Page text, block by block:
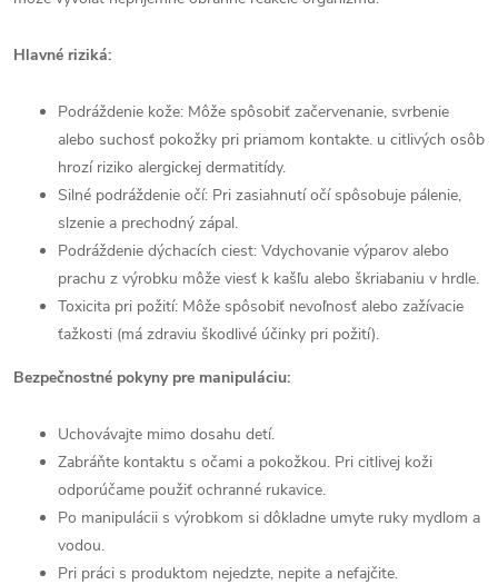
Hlavné riziká:
Podráždenie kože: Môže spôsobiť začervenanie, svrbenie
alebo suchosť pokožky pri priamom kontakte. u citlivých osôb
hrozí riziko alergickej dermatitídy.
Silné podráždenie očí: Pri zasiahnutí očí spôsobuje pálenie,
slzenie a prechodný zápal.
Podráždenie dýchacích ciest: Vdychovanie výparov alebo
prachu z výrobku môže viesť k kašľu alebo škriabaniu v hrdle.
Toxicita pri požití: Môže spôsobiť nevoľnosť alebo zažívacie
ťažkosti (má zdraviu škodlivé účinky pri požití).
Bezpečnostné pokyny pre manipuláciu:
Uchovávajte mimo dosahu detí.
Zabráňte kontaktu s očami a pokožkou. Pri citlivej koži
odporúčame použiť ochranné rukavice.
Po manipulácii s výrobkom si dôkladne umyte ruky mydlom a
vodou.
Pri práci s produktom nejedzte, nepite a nefajčite.